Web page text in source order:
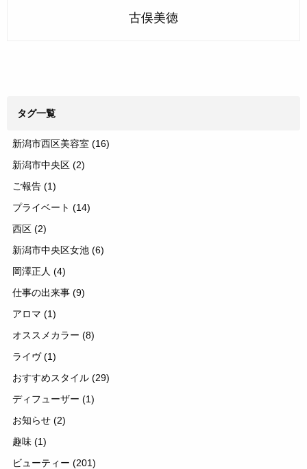
古俣美徳
タグ一覧
新潟市西区美容室 (16)
新潟市中央区 (2)
ご報告 (1)
プライベート (14)
西区 (2)
新潟市中央区女池 (6)
岡澤正人 (4)
仕事の出来事 (9)
アロマ (1)
オススメカラー (8)
ライヴ(1)
おすすめスタイル (29)
ディフューザー (1)
お知らせ (2)
趣味 (1)
ビューティー (201)